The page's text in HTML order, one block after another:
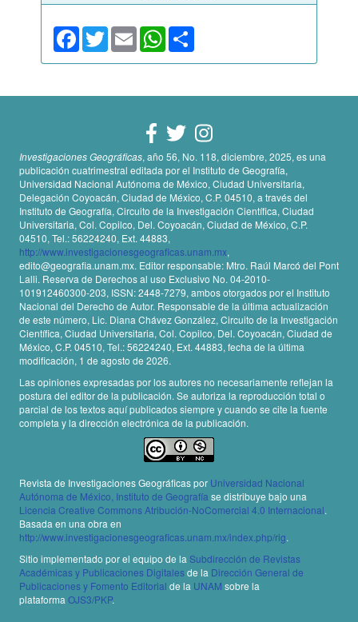
Facebook
TwitterEmail WhatsApp
Investigaciones Geográficas, año 56, No. 118, diciembre, 2025, es una
publicación cuatrimestral editada por el Instituto de Geografía,
Universidad Nacional Autónoma de México, Ciudad Universitaria,
Delegación Coyoacán, Ciudad de México, C.P. 04510, a través del
Instituto de Geografía, Circuito de la Investigación Científica, Ciudad
Universitaria, Col. Copilco, Del. Coyoacán, Ciudad de México, C.P.
04510, Tel.: 56224240, Ext. 44883,
http://www.investigacionesgeograficas.unam.mx,
edito@geografia.unam.mx. Editor responsable: Mtro. Raúl Marcó del Pont
Lalli. Reserva de Derechos al uso Exclusivo No. 04-2010-
101912460300-203, ISSN: 2448-7279, ambos otorgados por el Instituto
Nacional del Derecho de Autor. Responsable de la última actualización
de este número, Lic. Diana Chávez González, Circuito de la Investigación
Científica, Ciudad Universitaria, Col. Copilco, Del. Coyoacán, Ciudad de
México, C.P. 04510, Tel.: 56224240, Ext. 44883, fecha de la última
modificación, 1 de agosto de 2026.
Las opiniones expresadas por los autores no necesariamente reflejan la
postura del editor de la publicación. Se autoriza la reproducción total o
parcial de los textos aquí publicados siempre y cuando se cite la fuente
completa y la dirección electrónica de la publicación.
Revista de Investigaciones Geográficas por Universidad Nacional
Autónoma de México, Instituto de Geografía se distribuye bajo una
Licencia Creative Commons Atribución-NoComercial 4.0 Internacional.
Basada en una obra en
http://www.investigacionesgeograficas.unam.mx/index.php/rig.
Sitio implementado por el equipo de la Subdirección de Revistas
Académicas y Publicaciones Digitalesde la Dirección General de
Publicaciones y Fomento Editorial de la UNAM sobre la
plataforma OJS3/PKP.